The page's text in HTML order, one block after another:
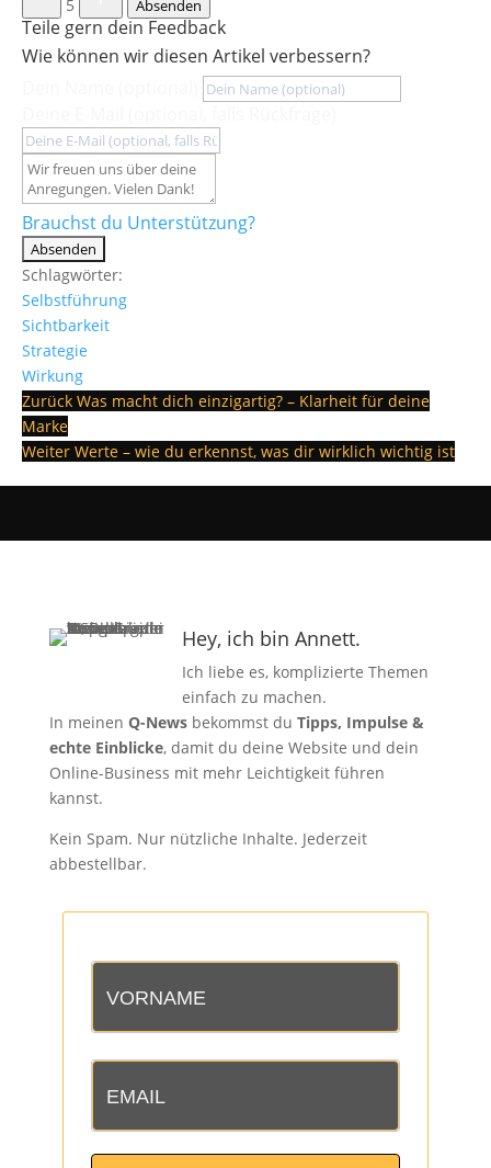
5 Absenden
Teile gern dein Feedback
Wie können wir diesen Artikel verbessern?
Brauchst du Unterstützung?
Absenden
Schlagwörter:
Selbstführung
Sichtbarkeit
Strategie
Wirkung
Zurück Was macht dich einzigartig? – Klarheit für deine
Marke
Weiter Werte – wie du erkennst, was dir wirklich wichtig ist
Hey, ich bin Annett.
Ich liebe es, komplizierte Themen
einfach zu machen.
In meinen Q-Newsbekommst du Tipps, Impulse &
echte Einblicke, damit du deine Website und dein
Online-Business mit mehr Leichtigkeit führen
kannst.
Kein Spam. Nur nützliche Inhalte. Jederzeit
abbestellbar.